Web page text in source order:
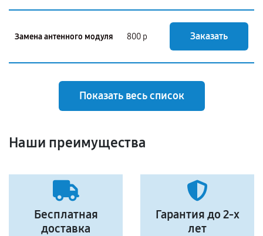
Замена антенного модуля 800 р Заказать
Показать весь список
Наши преимущества
Бесплатная
доставка
Гарантия до 2-х
лет